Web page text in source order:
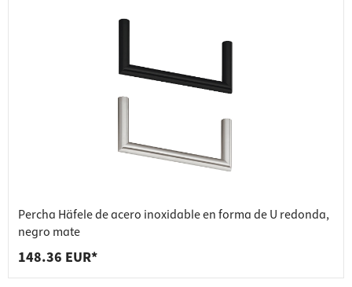
Percha Häfele de acero inoxidable en forma de U redonda,
negro mate
148.36 EUR*